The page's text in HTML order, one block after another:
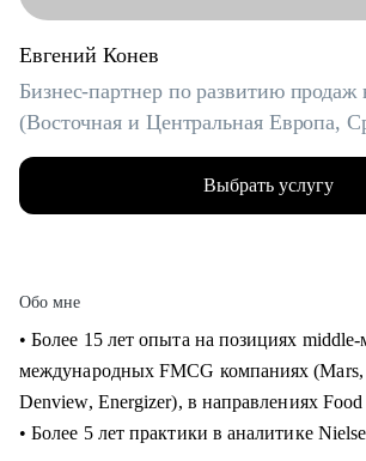
Евгений Конев
Бизнес-партнер по развитию продаж
(Восточная и Центральная Европа,
Выбрать услугу
Обо мне
• Более 15 лет опыта на позициях
международных FMCG компаниях (Mars,
Denview, Energizer), в направлениях
• Более 5 лет практики в аналитике